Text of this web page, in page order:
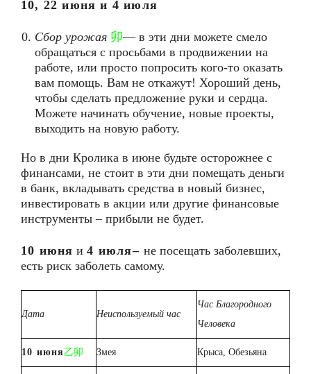
10, 22 июня и 4 июля
Сбор урожая 卯— в эти дни можете смело
обращаться с просьбами в продвижении на
работе, или просто попросить кого-то оказать
вам помощь. Вам не откажут! Хороший день,
чтобы сделать предложение руки и сердца.
Можете начинать обучение, новые проекты,
выходить на новую работу.
Но в дни Кролика в июне будьте осторожнее с
финансами, не стоит в эти дни помещать деньги
в банк, вкладывать средства в новый бизнес,
инвестировать в акции или другие финансовые
инструменты – прибыли не будет.
10 июня и4 июля–не посещать заболевших,
есть риск заболеть самому.
Дата Неиспользуемый час
Час Благородного
Человека
10 июня乙卯 Змея Крыса, Обезьяна